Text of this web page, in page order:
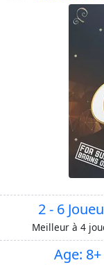
2 - 6
Meilleur à 4
Age: 8+